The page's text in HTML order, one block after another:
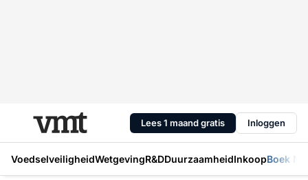
Lees 1 maand gratis Inloggen
VoedselveiligheidWetgevingR&DDuurzaamheidInkoopBoek